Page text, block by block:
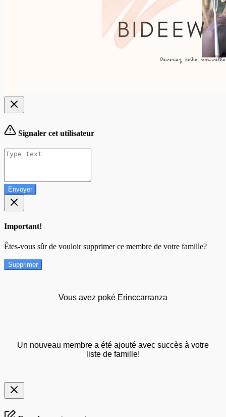
Signaler cet utilisateur
Envoyer
Important!
Êtes-vous sûr de vouloir supprimer ce membre de votre famille?
Supprimer
Vous avez poké Erinccarranza
Un nouveau membre a été ajouté avec succès à votre
liste de famille!